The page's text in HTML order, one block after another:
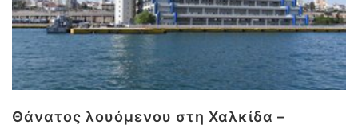
Θάνατος λουόμενου στη Χαλκίδα –